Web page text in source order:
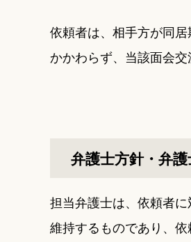
依頼者は、相手方が同
かかわらず、当該面会
弁護士方針・弁
担当弁護士は、依頼者
維持するものであり、